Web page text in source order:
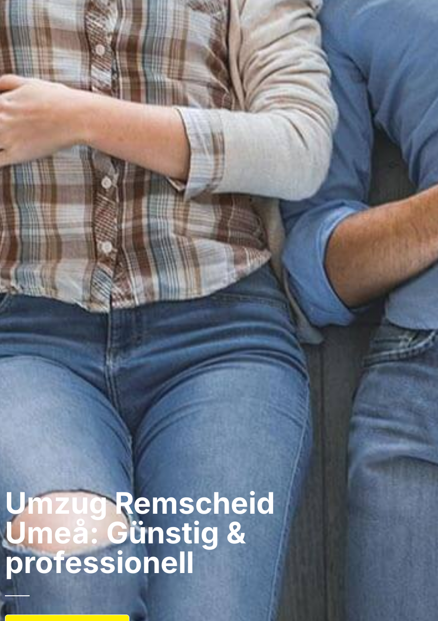
Umzug Remscheid​
Umeå: Günstig &
professionell​